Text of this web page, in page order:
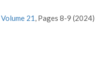
Volume 21, Pages 8-9 (2024)